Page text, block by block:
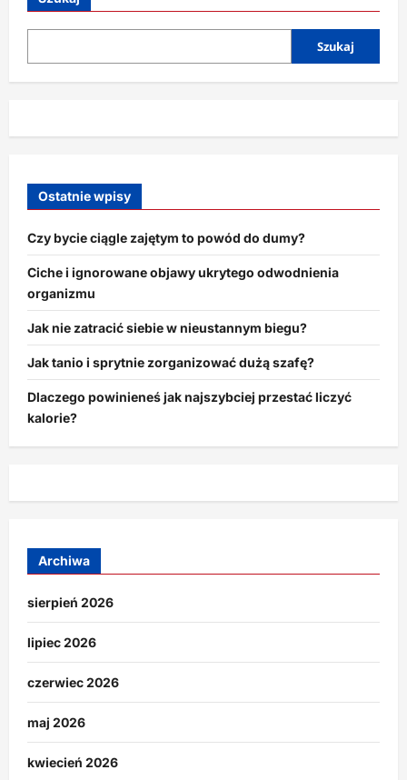
żeby
więcej
Szukaj
Ostatnie wpisy
Czy bycie ciągle zajętym to powód do dumy?
Ciche i ignorowane objawy ukrytego odwodnienia
organizmu
Jak nie zatracić siebie w nieustannym biegu?
Jak tanio i sprytnie zorganizować dużą szafę?
Dlaczego powinieneś jak najszybciej przestać liczyć
kalorie?
Archiwa
sierpień 2026
lipiec 2026
czerwiec 2026
maj 2026
kwiecień 2026